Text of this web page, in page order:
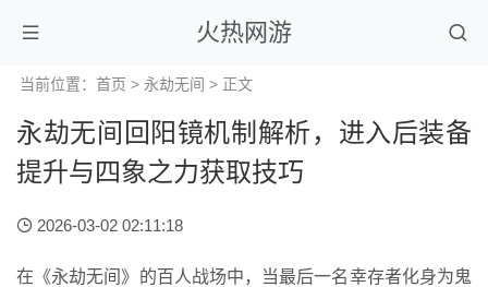
火热网游
当前位置： 首页 > 永劫无间 > 正文
永劫无间回阳镜机制解析，进入后装备
提升与四象之力获取技巧
2026-03-02 02:11:18
在《永劫无间》的百人战场中，当最后一名幸存者化身为鬼